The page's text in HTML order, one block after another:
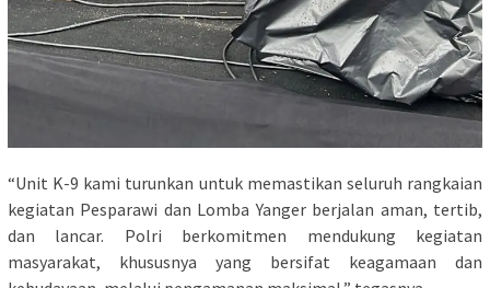
“Unit K-9 kami turunkan untuk memastikan seluruh rangkaian
kegiatan Pesparawi dan Lomba Yanger berjalan aman, tertib,
dan lancar. Polri berkomitmen mendukung kegiatan
masyarakat, khususnya yang bersifat keagamaan dan